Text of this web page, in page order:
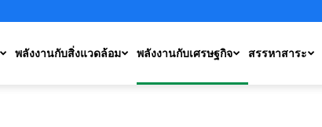
พลังงานกับสิ่งแวดล้อม พลังงานกับเศรษฐกิจ สรรหาสาระ